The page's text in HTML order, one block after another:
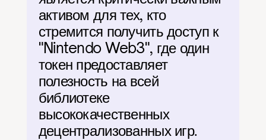
активом для тех, кто
стремится получить доступ к
"Nintendo Web3", где один
токен предоставляет
полезность на всей
библиотеке
высококачественных
децентрализованных игр.